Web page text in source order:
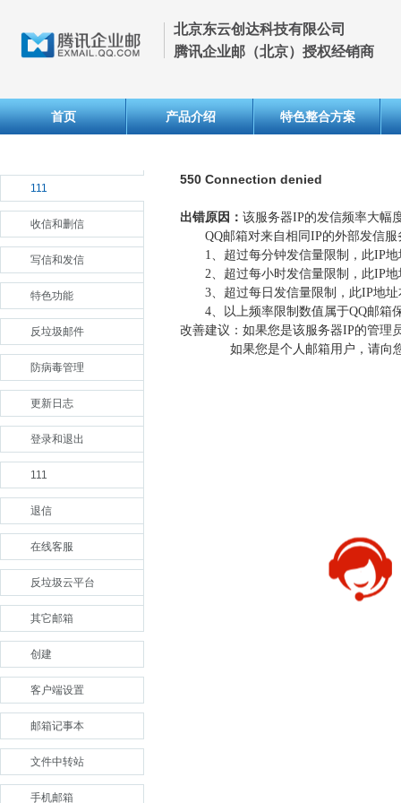
北京东云创达科技有限公司
腾讯企业邮（北京）授权经销商
首页 产品介绍 特色整合方案
111
收信和删信
写信和发信
特色功能
反垃圾邮件
防病毒管理
更新日志
登录和退出
111
退信
在线客服
反垃圾云平台
其它邮箱
创建
客户端设置
邮箱记事本
文件中转站
手机邮箱
550 Connection denied
出错原因： 该服务器IP的发信频率大幅
QQ邮箱对来自相同IP的外部发信服
1、超过每分钟发信量限制，此IP地
2、超过每小时发信量限制，此IP地
3、超过每日发信量限制，此IP地址
4、以上频率限制数值属于QQ邮箱
改善建议：如果您是该服务器IP的管理
如果您是个人邮箱用户，请向您